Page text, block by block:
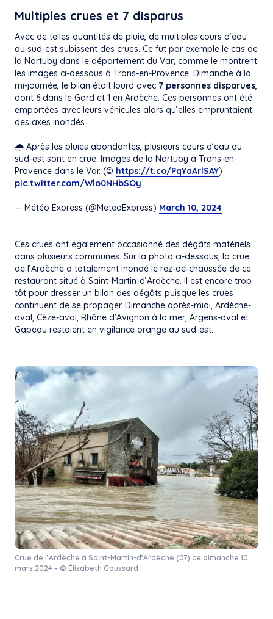
Multiples crues et 7 disparus
Avec de telles quantités de pluie, de multiples cours d’eau
du sud-est subissent des crues. Ce fut par exemple le cas de
la Nartuby dans le département du Var, comme le montrent
les images ci-dessous à Trans-en-Provence. Dimanche à la
mi-journée, le bilan était lourd avec 7 personnes disparues,
dont 6 dans le Gard et 1 en Ardèche. Ces personnes ont été
emportées avec leurs véhicules alors qu’elles empruntaient
des axes inondés.
🌧️ Après les pluies abondantes, plusieurs cours d’eau du
sud-est sont en crue. Images de la Nartuby à Trans-en-
Provence dans le Var. (© https://t.co/PqYaArlSAY)
pic.twitter.com/Wlo0NHbSOy
— Météo Express (@MeteoExpress) March 10, 2024
Ces crues ont également occasionné des dégâts matériels
dans plusieurs communes. Sur la photo ci-dessous, la crue
de l’Ardèche a totalement inondé le rez-de-chaussée de ce
restaurant situé à Saint-Martin-d’Ardèche. Il est encore trop
tôt pour dresser un bilan des dégâts puisque les crues
continuent de se propager. Dimanche après-midi, Ardèche-
aval, Cèze-aval, Rhône d’Avignon à la mer, Argens-aval et
Gapeau restaient en vigilance orange au sud-est.
Crue de l’Ardèche à Saint-Martin-d’Ardèche (07) ce dimanche 10
mars 2024 – © Élisabeth Goussard